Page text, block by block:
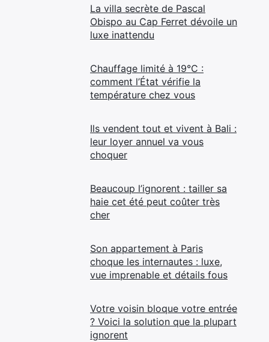
La villa secrète de Pascal
Obispo au Cap Ferret dévoile un
luxe inattendu
Chauffage limité à 19°C :
comment l’État vérifie la
température chez vous
Ils vendent tout et vivent à Bali :
leur loyer annuel va vous
choquer
Beaucoup l’ignorent : tailler sa
haie cet été peut coûter très
cher
Son appartement à Paris
choque les internautes : luxe,
vue imprenable et détails fous
Votre voisin bloque votre entrée
? Voici la solution que la plupart
ignorent